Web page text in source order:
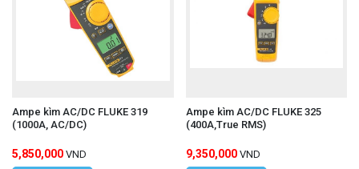
Ampe kìm AC/DC FLUKE 319
(1000A, AC/DC)
5,850,000 VND
Ampe kìm AC/DC FLUKE 325
(400A,True RMS)
9,350,000 VND